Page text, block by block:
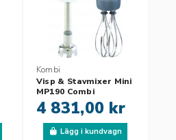
Kombi
Visp & Stavmixer Mini
MP190 Combi
4 831,00 kr
Lägg i kundvagn